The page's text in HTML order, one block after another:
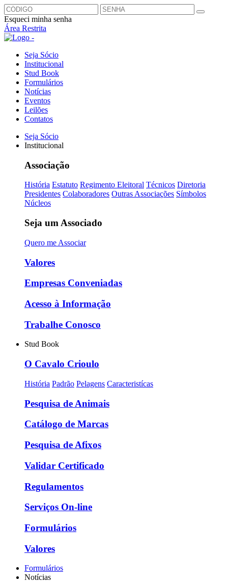
Esqueci minha senha
Área Restrita
Seja Sócio
Institucional
Stud Book
Formulários
Notícias
Eventos
Leilões
Contatos
Seja Sócio
Institucional
Associação
História Estatuto Regimento Eleitoral Técnicos Diretoria
Presidentes Colaboradores Outras Associações Símbolos
Núcleos
Seja um Associado
Quero me Associar
Valores
Empresas Conveniadas
Acesso à Informação
Trabalhe Conosco
Stud Book
O Cavalo Crioulo
História Padrão Pelagens Caracteristícas
Pesquisa de Animais
Catálogo de Marcas
Pesquisa de Afixos
Validar Certificado
Regulamentos
Serviços On-line
Formulários
Valores
Formulários
Notícias